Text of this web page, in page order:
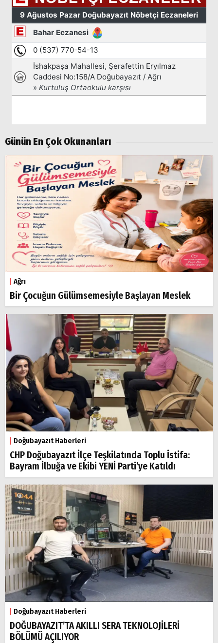
Günün En Çok Okunanları
Ağrı
Bir Çocuğun Gülümsemesiyle Başlayan Meslek
Doğubayazıt Haberleri
CHP Doğubayazıt İlçe Teşkilatında Toplu İstifa:
Bayram İlbuğa ve Ekibi YENİ Parti’ye Katıldı
Doğubayazıt Haberleri
DOĞUBAYAZIT’TA AKILLI SERA TEKNOLOJİLERİ
BÖLÜMÜ AÇILIYOR
Arama
Popüler
Aramalar:
Ağrı
Doğubayazıt